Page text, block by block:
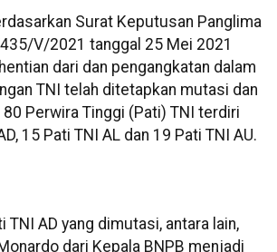
Surat Keputusan Panglima
V/2021 tanggal 25 Mei 2021
dari dan pengangkatan dalam
TNI telah ditetapkan mutasi dan
Perwira Tinggi (Pati) TNI terdiri
15 Pati TNI AL dan 19 Pati TNI AU.
TNI AD yang dimutasi, antara lain,
dari Kepala BNPB menjadi